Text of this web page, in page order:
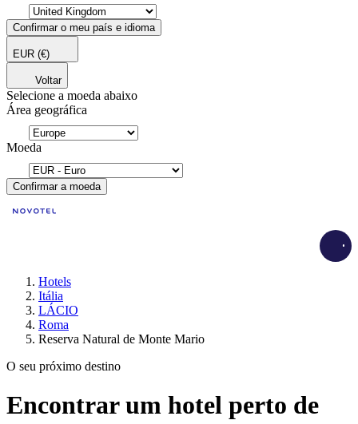
Confirmar o meu país e idioma
EUR (€)
Voltar
Selecione a moeda abaixo
Área geográfica
Moeda
Confirmar a moeda
Hotels
Itália
LÁCIO
Roma
Reserva Natural de Monte Mario
O seu próximo destino
Encontrar um hotel perto de